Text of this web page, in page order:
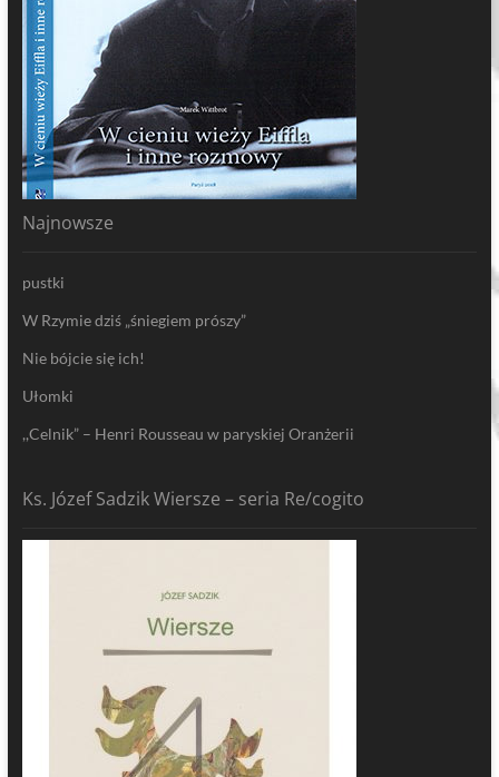
Najnowsze
pustki
W Rzymie dziś „śniegiem prószy”
Nie bójcie się ich!
Ułomki
,,Celnik” – Henri Rousseau w paryskiej Oranżerii
Ks. Józef Sadzik Wiersze – seria Re/cogito